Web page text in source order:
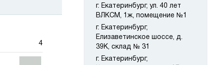
4
г. Екатеринбург, ул. 40 лет
ВЛКСМ, 1ж, помещение №1
г. Екатеринбург,
Елизаветинское шоссе, д.
39К, склад № 31
г. Екатеринбург,